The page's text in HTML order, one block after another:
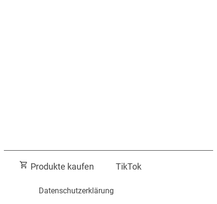
Produkte kaufen TikTok
Datenschutzerklärung